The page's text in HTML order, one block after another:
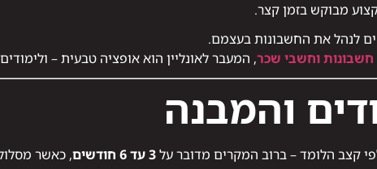
מבוקש בזמן קצר.
לנהל את החשבונות בעצמם.
וחשבי שכר, המעבר לאונליין הוא אופציה טבעית –
והמבנה
קצב הלומד – ברוב המקרים מדובר על3 עד 6 חודשים
, כאשר